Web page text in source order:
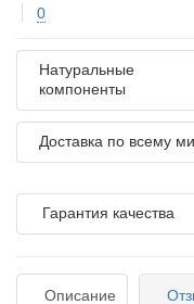
0
Натуральные
компоненты
Доставка по всему
Гарантия качества
Описание